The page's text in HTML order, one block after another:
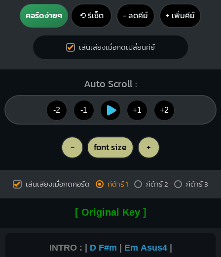
E
2
3
คอร์ดง่ายๆ ⟲ รีเซ็ต − ลดคีย์ + เพิ่มคีย์
เล่นเสียงเมื่อกดเปลี่ยนคีย์
Auto Scroll :
-2 -1 +1 +2
- font size +
เล่นเสียงเมื่อกดคอร์ด กีต้าร์ 1 กีต้าร์ 2 กีต้าร์ 3
[ Original Key ]
INTRO : | D F#m | Em Asus4|